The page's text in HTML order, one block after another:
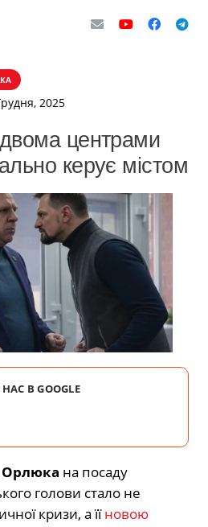
2025
центрами
керує містом
В GOOGLE
Орлюка на посаду
голови стало не
кризи, а їїновою